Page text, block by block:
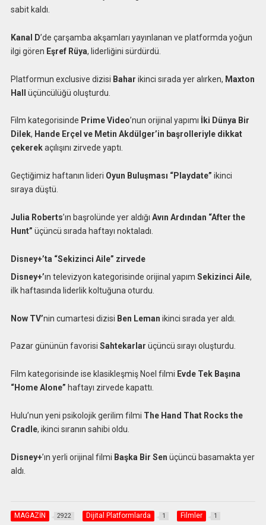
sabit kaldı.
Kanal D’de çarşamba akşamları yayınlanan ve platformda yoğun
ilgi gören Eşref Rüya, liderliğini sürdürdü.
Platformun exclusive dizisi Bahar ikinci sırada yer alırken, Maxton
Hall
üçüncülüğü oluşturdu.
Film kategorisinde Prime Video’nun orijinal yapımı İki Dünya Bir
Dilek, Hande Erçel ve Metin Akdülger’in başrolleriyle dikkat
çekerekaçılışını zirvede yaptı.
Geçtiğimiz haftanın lideri Oyun Buluşması “Playdate” ikinci
sıraya düştü.
Julia Roberts’ın başrolünde yer aldığı Avın Ardından “After the
Hunt” üçüncü sırada haftayı noktaladı.
Disney+’ta “Sekizinci Aile” zirvede
Disney+’ın televizyon kategorisinde orijinal yapım Sekizinci Aile,
ilk haftasında liderlik koltuğuna oturdu.
Now TV’nin cumartesi dizisi Ben Leman ikinci sırada yer aldı.
Pazar gününün favorisi Sahtekarlar üçüncü sırayı oluşturdu.
Film kategorisinde ise klasikleşmiş Noel filmi Evde Tek Başına
“Home Alone” haftayı zirvede kapattı.
Hulu’nun yeni psikolojik gerilim filmi The Hand That Rocks the
Cradle, ikinci sıranın sahibi oldu.
Disney+’ın yerli orijinal filmi Başka Bir Sen üçüncü basamakta yer
aldı.
MAGAZİN 2922 Dijital Platformlarda 1 Filmler 1